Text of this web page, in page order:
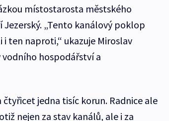
místostarosta městského
„Tento kanálový poklop
ten naproti,“ ukazuje Miroslav
hospodářství a
jedna tisíc korun. Radnice ale
nejen za stav kanálů, ale i za